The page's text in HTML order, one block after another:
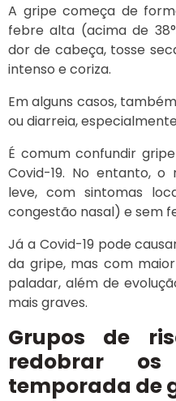
A gripe começa de
febre alta (acima de
dor de cabeça, tosse
intenso e coriza.
Em alguns casos,
ou diarreia,
É comum confundir
Covid-19. No entanto,
leve, com sintomas
congestão nasal) e sem
Já a Covid-19 pode
da gripe, mas com
paladar, além de
mais graves.
Grupos de
redobrar
temporada de